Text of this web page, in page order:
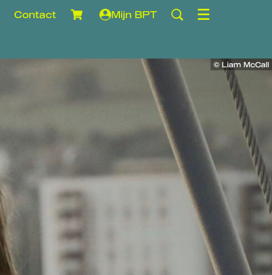
Contact Mijn BPT Menu
© Liam McCall